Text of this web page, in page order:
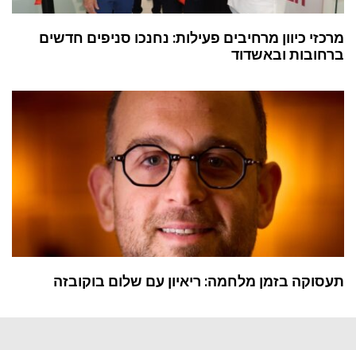
מרכזי כיוון מרחיבים פעילות: נחנכו סניפים חדשים
ברחובות ובאשדוד
תעסוקה בזמן מלחמה: ריאיון עם שלום בוקובזה